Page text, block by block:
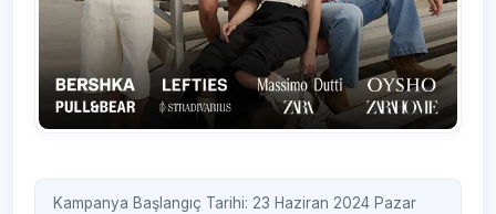
Kampanya Başlangıç Tarihi: 23 Haziran 2024 Pazar